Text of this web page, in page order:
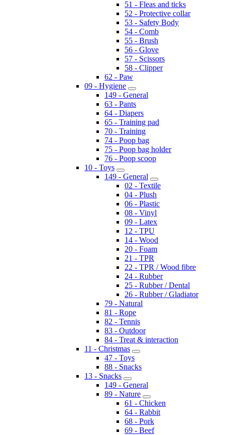
51 - Fleas and ticks
52 - Protective collar
53 - Safety Body
54 - Comb
55 - Brush
56 - Glove
57 - Scissors
58 - Clipper
62 - Paw
09 - Hygiene
149 - General
63 - Pants
64 - Diapers
65 - Training pad
70 - Training
74 - Poop bag
75 - Poop bag holder
76 - Poop scoop
10 - Toys
149 - General
02 - Textile
04 - Plush
06 - Plastic
08 - Vinyl
09 - Latex
12 - TPU
14 - Wood
20 - Foam
21 - TPR
22 - TPR / Wood fibre
24 - Rubber
25 - Rubber / Dental
26 - Rubber / Gladiator
79 - Natural
81 - Rope
82 - Tennis
83 - Outdoor
84 - Treat & interaction
11 - Christmas
47 - Toys
88 - Snacks
13 - Snacks
149 - General
89 - Nature
61 - Chicken
64 - Rabbit
68 - Pork
69 - Beef